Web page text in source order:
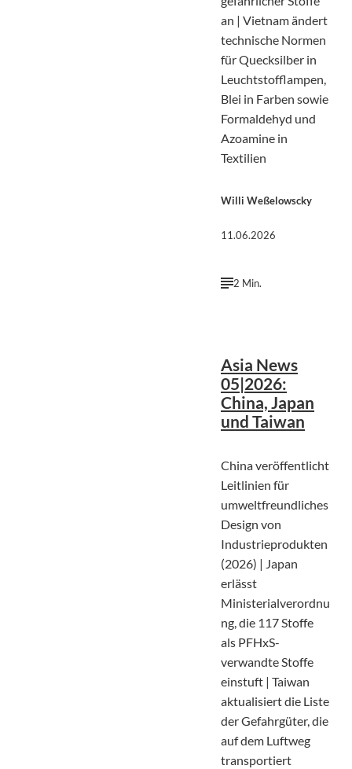
an | Vietnam ändert
technische Normen
für Quecksilber in
Leuchtstofflampen,
Blei in Farben sowie
Formaldehyd und
Azoamine in
Textilien
Willi Weßelowscky
11.06.2026
2 Min.
Asia News
05|2026:
China, Japan
und Taiwan
China veröffentlicht
Leitlinien für
umweltfreundliches
Design von
Industrieprodukten
(2026) | Japan
erlässt
Ministerialverordnu
ng, die 117 Stoffe
als PFHxS-
verwandte Stoffe
einstuft | Taiwan
aktualisiert die Liste
der Gefahrgüter, die
auf dem Luftweg
transportiert